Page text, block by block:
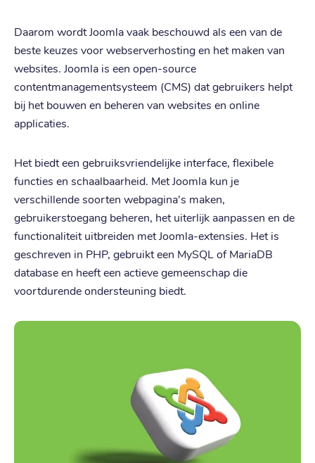
Daarom wordt Joomla vaak beschouwd als een van de
beste keuzes voor webserverhosting en het maken van
websites. Joomla is een open-source
contentmanagementsysteem (CMS) dat gebruikers helpt
bij het bouwen en beheren van websites en online
applicaties.
Het biedt een gebruiksvriendelijke interface, flexibele
functies en schaalbaarheid. Met Joomla kun je
verschillende soorten webpagina's maken,
gebruikerstoegang beheren, het uiterlijk aanpassen en de
functionaliteit uitbreiden met Joomla-extensies. Het is
geschreven in PHP, gebruikt een MySQL of MariaDB
database en heeft een actieve gemeenschap die
voortdurende ondersteuning biedt.